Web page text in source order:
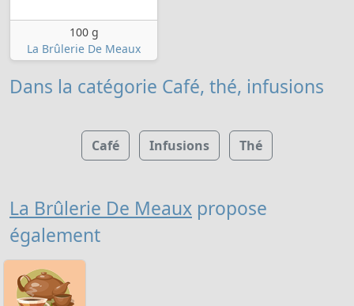
100 g
La Brûlerie De Meaux
Dans la catégorie Café, thé, infusions
Café Infusions Thé
La Brûlerie De Meaux propose
également